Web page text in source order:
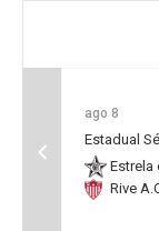
ago 8
Estadual
Estrela
Rive